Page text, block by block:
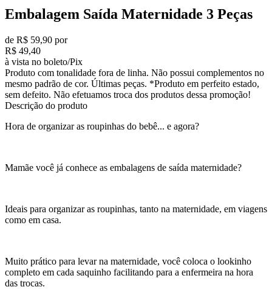
Embalagem Saída Maternidade 3 Peças
de R$ 59,90 por
R$ 49,40
à vista no boleto/Pix
Produto com tonalidade fora de linha. Não possui complementos no
mesmo padrão de cor. Últimas peças. *Produto em perfeito estado,
sem defeito. Não efetuamos troca dos produtos dessa promoção!
Descrição do produto
Hora de organizar as roupinhas do bebê... e agora?
Mamãe você já conhece as embalagens de saída maternidade?
Ideais para organizar as roupinhas, tanto na maternidade, em viagens
como em casa.
Muito prático para levar na maternidade, você coloca o lookinho
completo em cada saquinho facilitando para a enfermeira na hora
das trocas.